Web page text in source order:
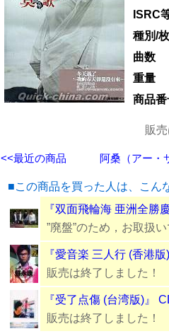
ISRC
種別/
曲数
重量
商品番
販
<<最近の商品 阿桑（アー・
■この商品を買った人は、こん
『双面飛輪海 亜洲全勝
”廃盤”のため，お取扱
『愛音楽 三人行 (香港
販売は終了しました！
『受了点傷 (台湾版)』
販売は終了しました！